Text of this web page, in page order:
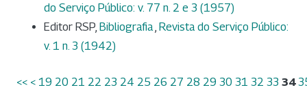
do Serviço Público: v. 77 n. 2 e 3 (1957)
Editor RSP, Bibliografia, Revista do Serviço Público:
v. 1 n. 3 (1942)
<< < 19 20 21 22 23 24 25 26 27 28 29 30 31 32 33 34